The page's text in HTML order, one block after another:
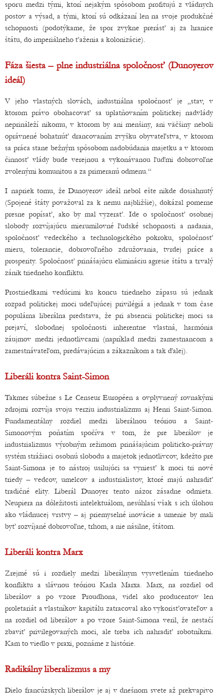
sporu medzi tými, ktorí nejakým spôsobom profitujú z vládnych
postov a výsad, a tými, ktorí sú odkázaní len na svoje produkčné
schopnosti (podotýkame, že spor zvykne prerásť aj za hranice
štátu, do imperiálneho ťaženia a kolonizácie).
Fáza šiesta – plne industriálna spoločnosť (Dunoyerov
ideál)
V jeho vlastných slovách, industriálna spoločnosť je „stav, v
ktorom právo obohacovať sa uplatňovaním politickej nadvlády
neprináleží nikomu, v ktorom by ani menšiny, ani väčšiny neboli
oprávnené bohatnúť drancovaním zvyšku obyvateľstva, v ktorom
sa práca stane bežným spôsobom nadobúdania majetku a v ktorom
činnosť vlády bude verejnou a vykonávanou ľuďmi dobrovoľne
zvolenými komunitou a za primeranú odmenu.“
I napriek tomu, že Dunoyerov ideál nebol ešte nikde dosiahnutý
(Spojené štáty považoval za k nemu najbližšie), dokázal pomerne
presne popísať, ako by mal vyzerať. Ide o spoločnosť osobnej
slobody rozvíjajúcu mierumilovné ľudské schopnosti a nadania,
spoločnosť vedeckého a technologického pokroku, spoločnosť
mieru, tolerancie, dobrovoľného združovania, tvrdej práce a
prosperity. Spoločnosť prinášajúcu elimináciu agresie štátu a trvalý
zánik triedneho konfliktu.
Prostriedkami vedúcimi ku koncu triedneho zápasu sú jednak
rozpad politickej moci udeľujúcej privilégiá a jednak v tom čase
populárna liberálna predstava, že pri absencii politickej moci sa
prejaví, slobodnej spoločnosti inherentne vlastná, harmónia
záujmov medzi jednotlivcami (napríklad medzi zamestnancom a
zamestnávateľom, predávajúcim a zákazníkom a tak ďalej).
Liberáli kontra Saint-Simon
Takmer súbežne s Le Censeur Européen a ovplyvnený rovnakými
zdrojmi rozvíja svoju verziu industrializmu aj Henri Saint-Simon.
Fundamentálny rozdiel medzi liberálnou teóriou a Saint-
Simonovým poňatím spočíva v tom, že pre liberálov je
industrializmus výrobným režimom prinášajúcim politicko-právny
systém strážiaci osobnú slobodu a majetok jednotlivcov, kdežto pre
Saint-Simona je to nástroj usilujúci sa vyniesť k moci tri nové
triedy – vedcov, umelcov a industrialistov, ktoré majú nahradiť
tradičné elity. Liberál Dunoyer tento názor zásadne odmieta.
Neupiera na dôležitosti intelektuálom, nesúhlasí však s ich úlohou
ako vládnucej vrstvy – aj priemyselné inovácie a umenie by mali
byť rozvíjané dobrovoľne, trhom, a nie násilne, štátom.
Liberáli kontra Marx
Zrejmé sú i rozdiely medzi liberálnym vysvetlením triedneho
konfliktu a slávnou teóriou Karla Marxa. Marx, na rozdiel od
liberálov a po vzore Proudhona, videl ako producentov len
proletariát a vlastníkov kapitálu zatracoval ako vykorisťovateľov a
na rozdiel od liberálov a po vzore Saint-Simona veril, že nestačí
zbaviť privilegovaných moci, ale treba ich nahradiť robotníkmi.
Kam to viedlo v praxi, poznáme z histórie.
Radikálny liberalizmus a my
Dielo francúzskych liberálov je aj v dnešnom svete až prekvapivo